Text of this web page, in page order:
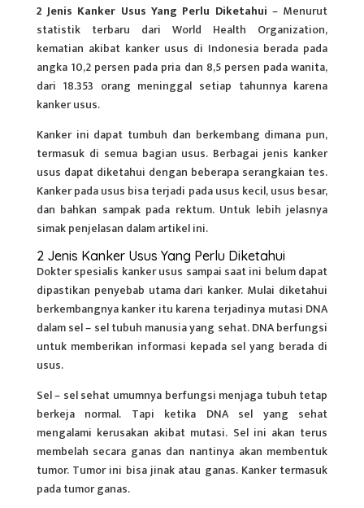
2 Jenis Kanker Usus Yang Perlu Diketahui – Menurut
statistik terbaru dari World Health Organization,
kematian akibat kanker usus di Indonesia berada pada
angka 10,2 persen pada pria dan 8,5 persen pada wanita,
dari 18.353 orang meninggal setiap tahunnya karena
kanker usus.
Kanker ini dapat tumbuh dan berkembang dimana pun,
termasuk di semua bagian usus. Berbagai jenis kanker
usus dapat diketahui dengan beberapa serangkaian tes.
Kanker pada usus bisa terjadi pada usus kecil, usus besar,
dan bahkan sampak pada rektum. Untuk lebih jelasnya
simak penjelasan dalam artikel ini.
2 Jenis Kanker Usus Yang Perlu Diketahui
Dokter spesialis kanker usus sampai saat ini belum dapat
dipastikan penyebab utama dari kanker. Mulai diketahui
berkembangnya kanker itu karena terjadinya mutasi DNA
dalam sel – sel tubuh manusia yang sehat. DNA berfungsi
untuk memberikan informasi kepada sel yang berada di
usus.
Sel – sel sehat umumnya berfungsi menjaga tubuh tetap
berkeja normal. Tapi ketika DNA sel yang sehat
mengalami kerusakan akibat mutasi. Sel ini akan terus
membelah secara ganas dan nantinya akan membentuk
tumor. Tumor ini bisa jinak atau ganas. Kanker termasuk
pada tumor ganas.